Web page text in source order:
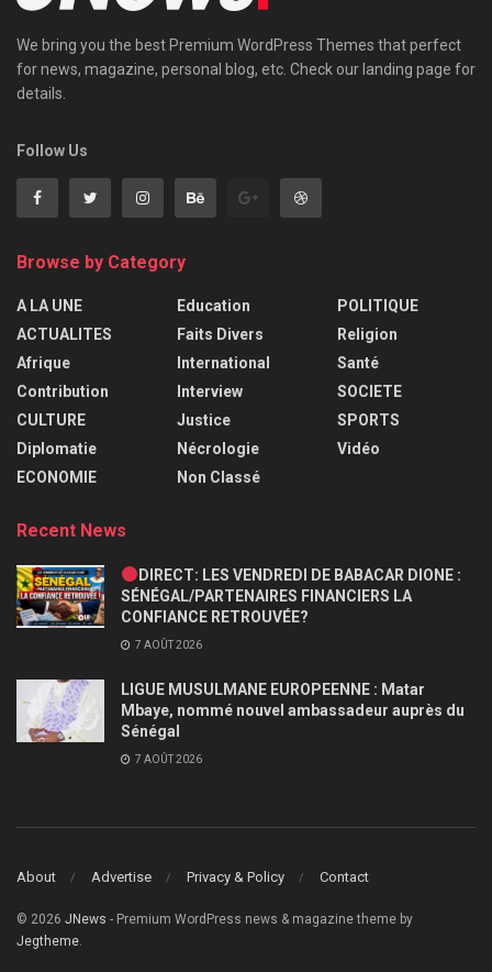
We bring you the best Premium WordPress Themes that perfect
for news, magazine, personal blog, etc. Check our landing page for
details.
Follow Us
Browse by Category
A LA UNE
ACTUALITES
Afrique
Contribution
CULTURE
Diplomatie
ECONOMIE
Education
Faits Divers
International
Interview
Justice
Nécrologie
Non Classé
POLITIQUE
Religion
Santé
SOCIETE
SPORTS
Vidéo
Recent News
DIRECT: LES VENDREDI DE BABACAR DIONE :
SÉNÉGAL/PARTENAIRES FINANCIERS LA
CONFIANCE RETROUVÉE?
7 AOÛT 2026
LIGUE MUSULMANE EUROPEENNE : Matar
Mbaye, nommé nouvel ambassadeur auprès du
Sénégal
7 AOÛT 2026
About Advertise Privacy & Policy Contact
© 2026 JNews - Premium WordPress news & magazine theme by
Jegtheme.